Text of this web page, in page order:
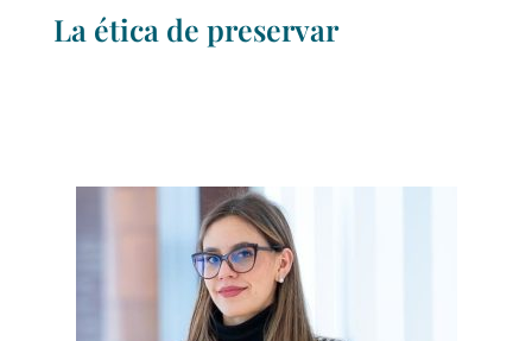
La ética de preservar